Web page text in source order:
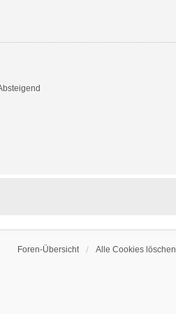
Foren-Übersicht Alle Cookies löschen